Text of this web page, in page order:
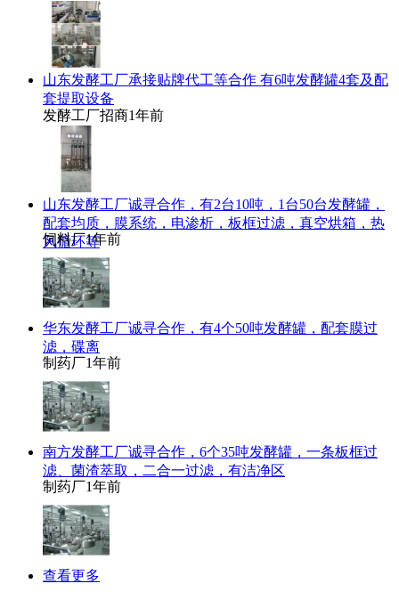
山东发酵工厂承接贴牌代工等合作 有6吨发酵罐4套及配
套提取设备
发酵工厂招商1年前
山东发酵工厂诚寻合作，有2台10吨，1台50台发酵罐，
配套均质，膜系统，电渗析，板框过滤，真空烘箱，热
风循环等
饲料厂1年前
华东发酵工厂诚寻合作，有4个50吨发酵罐，配套膜过
滤，碟离
制药厂1年前
南方发酵工厂诚寻合作，6个35吨发酵罐，一条板框过
滤、菌渣萃取，二合一过滤，有洁净区
制药厂1年前
查看更多